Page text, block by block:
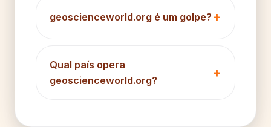
geoscienceworld.org é um golpe?
Qual país opera
geoscienceworld.org?